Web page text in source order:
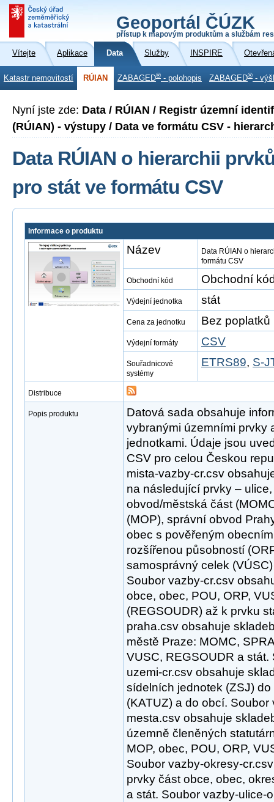
Geoportál ČÚZK
přístup k mapovým produktům a službám
Vítejte Aplikace Data Služby INSPIRE
Katastr nemovitostí RÚIAN ZABAGED® - polohopis ZABAGED® -
Nyní jste zde: Data / RÚIAN / Registr územní
(RÚIAN) - výstupy / Data ve formátu CSV -
Data RÚIAN o hierarchii
pro stát ve formátu CSV
Informace o produktu
Název
Data RÚIAN o
formátu CSV
Obchodní kód Obchodní
Výdejní jednotka stát
Cena za jednotku Bez poplatků
Výdejní formáty CSV
Souřadnicové
systémy
ETRS89, S-
Distribuce
Popis produktu
Datová sada obsahuje
vybranými územními prvky
jednotkami. Údaje jsou
CSV pro celou Českou
mista-vazby-cr.csv
na následující prvky –
obvod/městská část
(MOP), správní obvod
obec s pověřeným
rozšířenou působností
samosprávný celek
Soubor vazby-cr.csv
obce, obec, POU, ORP,
(REGSOUDR) až k prvku
praha.csv obsahuje
městě Praze: MOMC,
VUSC, REGSOUDR a
uzemi-cr.csv obsahuje
sídelních jednotek (ZSJ)
(KATUZ) a do obcí.
mesta.csv obsahuje
územně členěných
MOP, obec, POU, ORP,
Soubor vazby-okresy-
prvky část obce, obec,
a stát. Soubor vazby-ulice-